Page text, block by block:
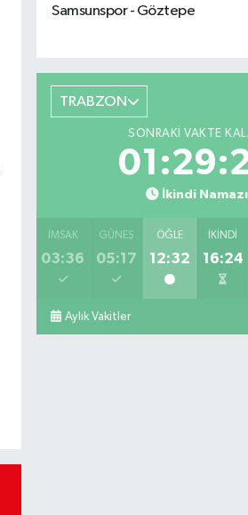
Samsunspor - Göztepe
TRABZON
SONRAKI VAKTE
İkindi Namazı
İMSAK
03:36
GÜNEŞ
05:17
ÖĞLE
12:32
İKINDI
16:24
Aylık Vakitler